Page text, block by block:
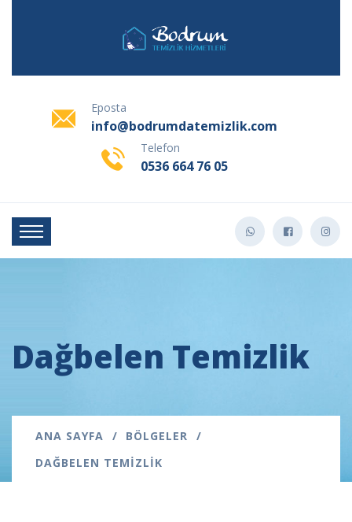
Eposta
info@bodrumdatemizlik.com
Telefon
0536 664 76 05
Dağbelen Temizlik
ANA SAYFA
BÖLGELER
DAĞBELEN TEMIZLIK